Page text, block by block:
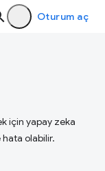
Oturum aç
için yapay zeka
hata olabilir.